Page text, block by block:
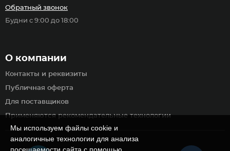
О компании
Контакты и реквизиты
Публичная оферта
Для поставщиков
Применяются рекомендательные технологии
Обратный звонок
Будни с 9:00 до 18:00
Мы используем файлы cookie и
аналогичные технологии для анализа